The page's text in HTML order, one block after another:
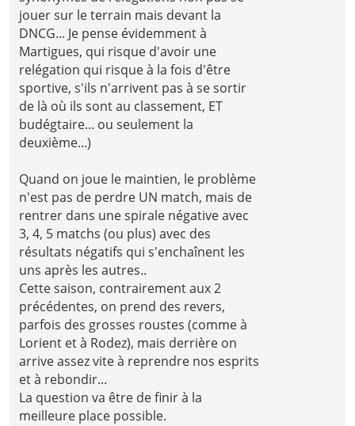
jouer sur le terrain mais devant la
DNCG... Je pense évidemment à
Martigues, qui risque d'avoir une
relégation qui risque à la fois d'être
sportive, s'ils n'arrivent pas à se sortir
de là où ils sont au classement, ET
budégtaire... ou seulement la
deuxième...)
Quand on joue le maintien, le problème
n'est pas de perdre UN match, mais de
rentrer dans une spirale négative avec
3, 4, 5 matchs (ou plus) avec des
résultats négatifs qui s'enchaînent les
uns après les autres..
Cette saison, contrairement aux 2
précédentes, on prend des revers,
parfois des grosses roustes (comme à
Lorient et à Rodez), mais derrière on
arrive assez vite à reprendre nos esprits
et à rebondir...
La question va être de finir à la
meilleure place possible.